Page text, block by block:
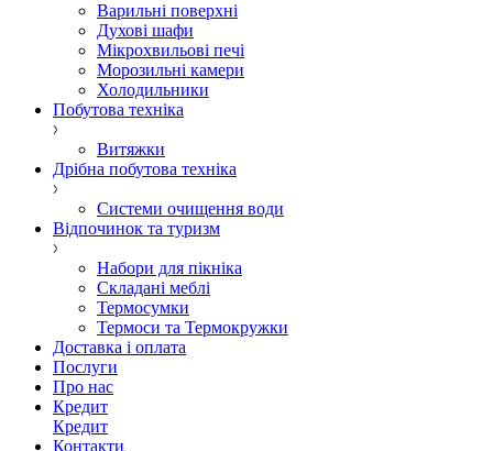
Варильні поверхні
Духові шафи
Мікрохвильові печі
Морозильні камери
Холодильники
Побутова техніка
Витяжки
Дрібна побутова техніка
Системи очищення води
Відпочинок та туризм
Набори для пікніка
Складані меблі
Термосумки
Термоси та Термокружки
Доставка і оплата
Послуги
Про нас
Кредит
Кредит
Контакти